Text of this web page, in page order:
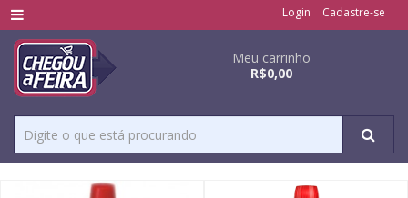
Login Cadastre-se
Meu carrinho
R$0,00